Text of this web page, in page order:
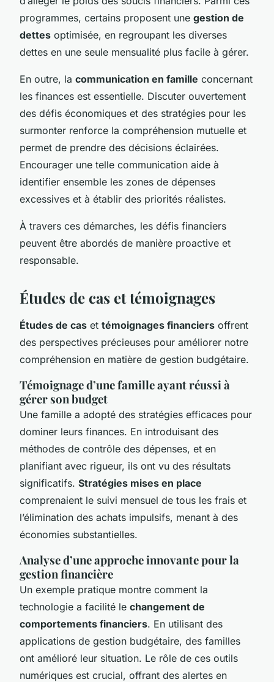
programmes, certains proposent une gestion de
dettes optimisée, en regroupant les diverses
dettes en une seule mensualité plus facile à gérer.
En outre, la communication en famille concernant
les finances est essentielle. Discuter ouvertement
des défis économiques et des stratégies pour les
surmonter renforce la compréhension mutuelle et
permet de prendre des décisions éclairées.
Encourager une telle communication aide à
identifier ensemble les zones de dépenses
excessives et à établir des priorités réalistes.
À travers ces démarches, les défis financiers
peuvent être abordés de manière proactive et
responsable.
Études de cas et témoignages
Études de cas et témoignages financiers offrent
des perspectives précieuses pour améliorer notre
compréhension en matière de gestion budgétaire.
Témoignage d’une famille ayant réussi à
gérer son budget
Une famille a adopté des stratégies efficaces pour
dominer leurs finances. En introduisant des
méthodes de contrôle des dépenses, et en
planifiant avec rigueur, ils ont vu des résultats
significatifs. Stratégies mises en place
comprenaient le suivi mensuel de tous les frais et
l’élimination des achats impulsifs, menant à des
économies substantielles.
Analyse d’une approche innovante pour la
gestion financière
Un exemple pratique montre comment la
technologie a facilité le changement de
comportements financiers. En utilisant des
applications de gestion budgétaire, des familles
ont amélioré leur situation. Le rôle de ces outils
numériques est crucial, offrant des alertes en